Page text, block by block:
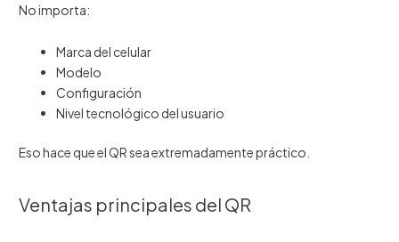
No importa:
Marca del celular
Modelo
Configuración
Nivel tecnológico del usuario
Eso hace que el QR sea extremadamente práctico.
Ventajas principales del QR